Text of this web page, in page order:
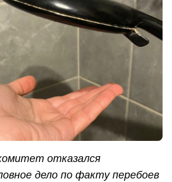
отказался
дело по факту перебоев